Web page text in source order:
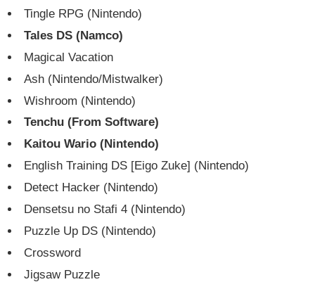
Tingle RPG (Nintendo)
Tales DS (Namco)
Magical Vacation
Ash (Nintendo/Mistwalker)
Wishroom (Nintendo)
Tenchu (From Software)
Kaitou Wario (Nintendo)
English Training DS [Eigo Zuke] (Nintendo)
Detect Hacker (Nintendo)
Densetsu no Stafi 4 (Nintendo)
Puzzle Up DS (Nintendo)
Crossword
Jigsaw Puzzle